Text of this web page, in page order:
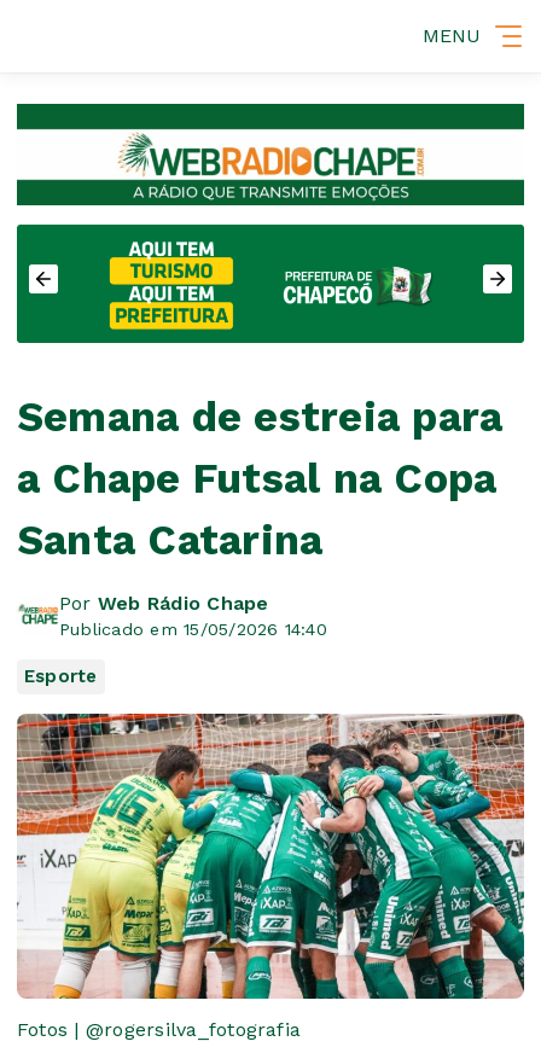
MENU
Semana de estreia para
a Chape Futsal na Copa
Santa Catarina
Por Web Rádio Chape
Publicado em 15/05/2026 14:40
Esporte
Fotos | @rogersilva_fotografia